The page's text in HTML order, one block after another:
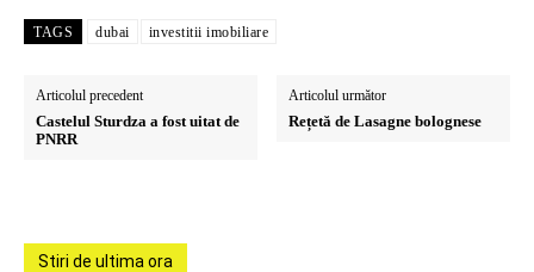
TAGS dubai investitii imobiliare
Articolul precedent
Castelul Sturdza a fost uitat de
PNRR
Articolul următor
Rețetă de Lasagne bolognese
Stiri de ultima ora